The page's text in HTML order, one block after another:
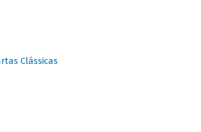
Clássicas